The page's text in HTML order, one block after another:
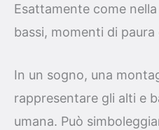
Esattamente come
bassi, momenti di
In un sogno, una
rappresentare gli alti e
umana. Può